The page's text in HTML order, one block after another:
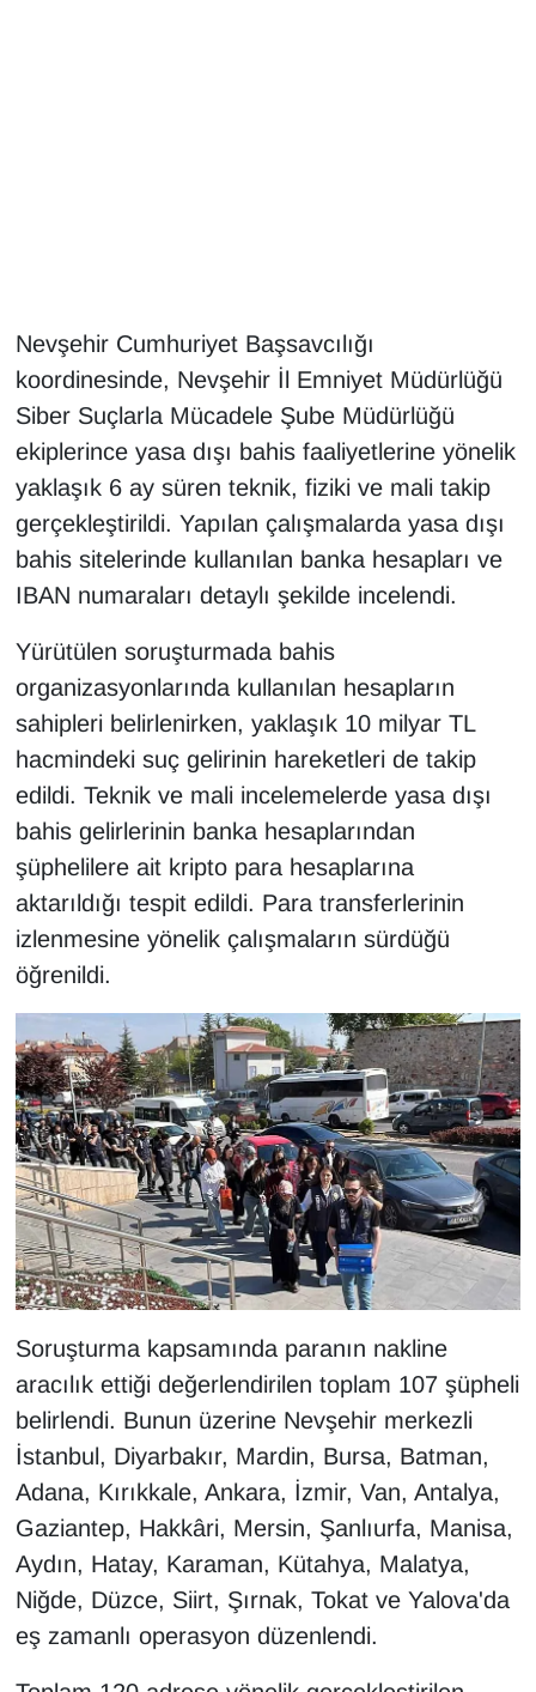
Nevşehir Cumhuriyet Başsavcılığı
koordinesinde, Nevşehir İl Emniyet Müdürlüğü
Siber Suçlarla Mücadele Şube Müdürlüğü
ekiplerince yasa dışı bahis faaliyetlerine yönelik
yaklaşık 6 ay süren teknik, fiziki ve mali takip
gerçekleştirildi. Yapılan çalışmalarda yasa dışı
bahis sitelerinde kullanılan banka hesapları ve
IBAN numaraları detaylı şekilde incelendi.
Yürütülen soruşturmada bahis
organizasyonlarında kullanılan hesapların
sahipleri belirlenirken, yaklaşık 10 milyar TL
hacmindeki suç gelirinin hareketleri de takip
edildi. Teknik ve mali incelemelerde yasa dışı
bahis gelirlerinin banka hesaplarından
şüphelilere ait kripto para hesaplarına
aktarıldığı tespit edildi. Para transferlerinin
izlenmesine yönelik çalışmaların sürdüğü
öğrenildi.
Soruşturma kapsamında paranın nakline
aracılık ettiği değerlendirilen toplam 107 şüpheli
belirlendi. Bunun üzerine Nevşehir merkezli
İstanbul, Diyarbakır, Mardin, Bursa, Batman,
Adana, Kırıkkale, Ankara, İzmir, Van, Antalya,
Gaziantep, Hakkâri, Mersin, Şanlıurfa, Manisa,
Aydın, Hatay, Karaman, Kütahya, Malatya,
Niğde, Düzce, Siirt, Şırnak, Tokat ve Yalova'da
eş zamanlı operasyon düzenlendi.
Kadın
Kamu Alımları
Kim Kimdir?
Kültür & Sanat
MAGAZİN
MEDYA
ONE EKONOMİ
POLİTİKA
Resmi İlanlar
SAĞLIK
Seri İlan
Sinema - TV
SİYASET
SPOR
TEBRİK
TEKNOLOJİ
Turizm
VAN'DA SPOR
Vasıta